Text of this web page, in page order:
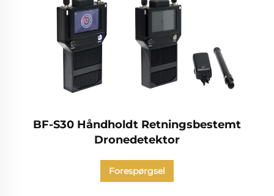
BF-S30 Håndholdt Retningsbestemt
Dronedetektor
Forespørgsel